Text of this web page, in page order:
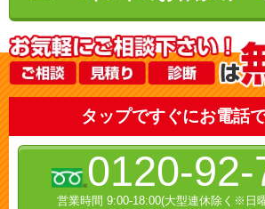
タップですぐにお電話
0120-92-
営業時間 9:00-18:00(大型連休除く※日